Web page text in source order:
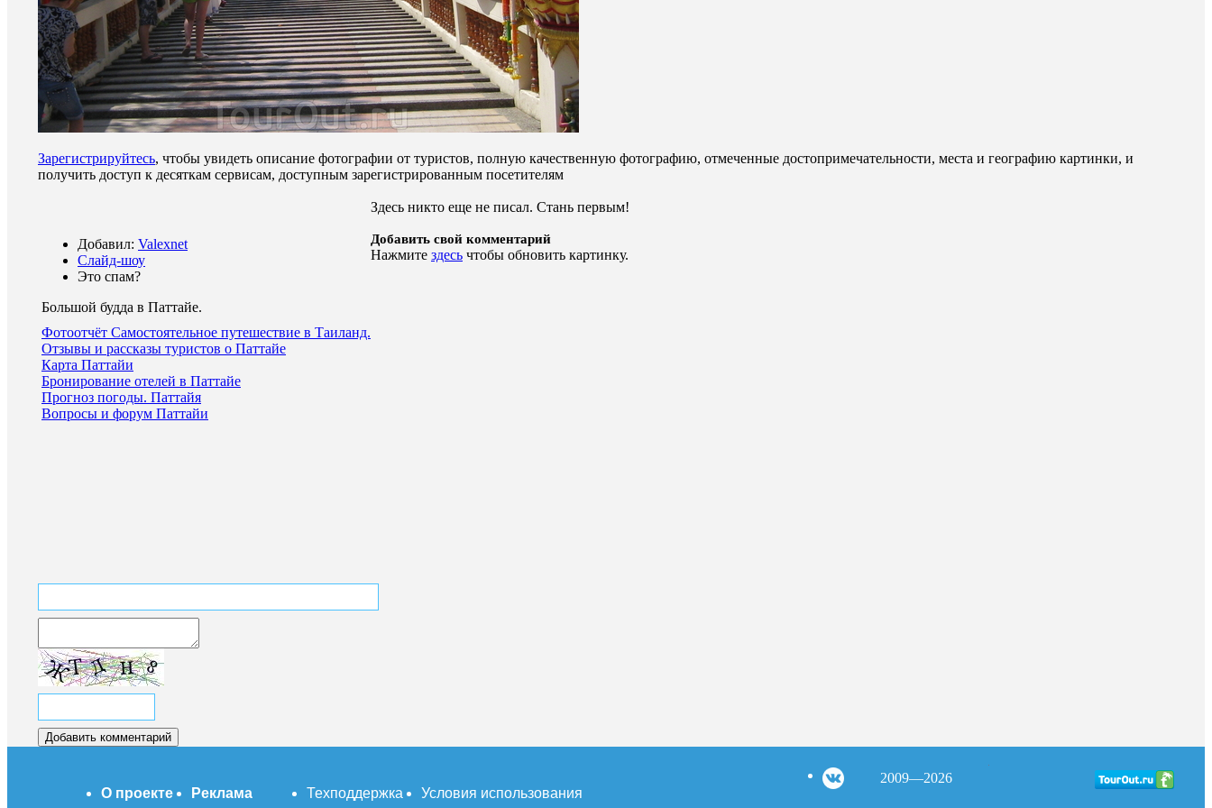
Зарегистрируйтесь, чтобы увидеть описание фотографии от туристов, полную качественную фотографию, отмеченные достопримечательности, места и географию картинки, и
получить доступ к десяткам сервисам, доступным зарегистрированным посетителям
Добавил: Valexnet
Слайд-шоу
Это спам?
Большой будда в Паттайе.
Фотоотчёт Самостоятельное путешествие в Таиланд.
Отзывы и рассказы туристов о Паттайе
Карта Паттайи
Бронирование отелей в Паттайе
Прогноз погоды. Паттайя
Вопросы и форум Паттайи
Здесь никто еще не писал. Стань первым!
Добавить свой комментарий
Нажмите здесь чтобы обновить картинку.
О проекте Реклама Техподдержка Условия использования
2009—2026